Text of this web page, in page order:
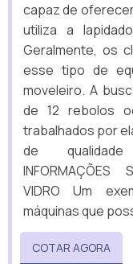
capaz de
utiliza a
Geralmente, os
esse tipo de
moveleiro. A
de 12 rebolos
trabalhados por
de
INFORMAÇÕES
VIDRO Um
máquinas que
COTAR AGORA